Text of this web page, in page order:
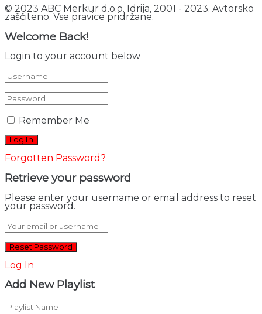
© 2023 ABC Merkur d.o.o. Idrija, 2001 - 2023. Avtorsko
zaščiteno. Vse pravice pridržane.
Welcome Back!
Login to your account below
Remember Me
Forgotten Password?
Retrieve your password
Please enter your username or email address to reset
your password.
Log In
Add New Playlist